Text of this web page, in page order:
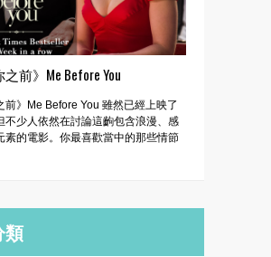
之前》Me Before You
前》Me Before You 雖然已經上映了
不少人依然在討論這齣包含浪漫、感
素的電影。你最喜歡當中的那些情節
類